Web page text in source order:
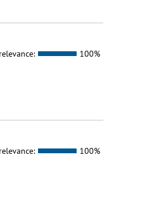
relevance: 100%
relevance: 100%